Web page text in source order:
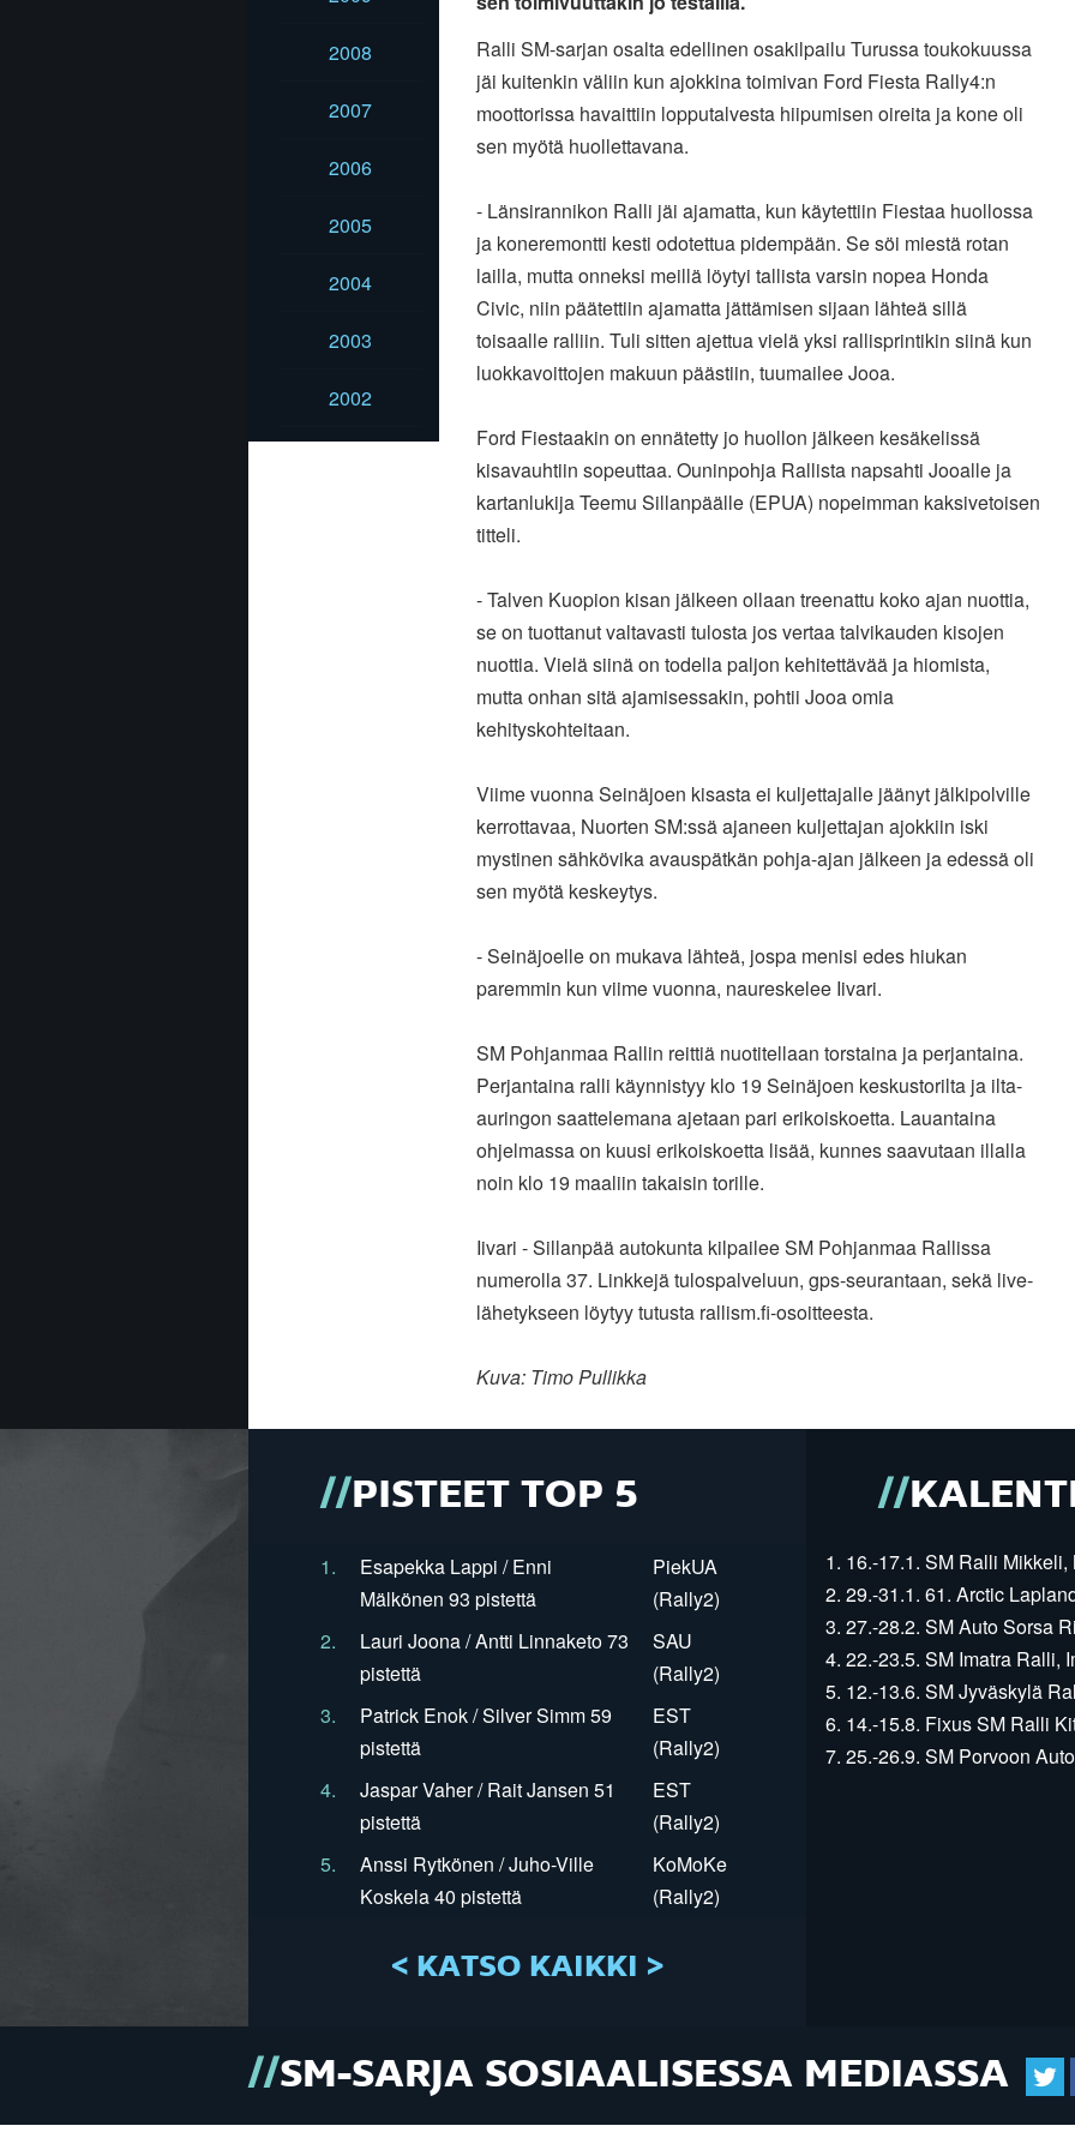
2008
2007
2006
2005
2004
2003
2002
Ralli SM-sarjan osalta edellinen osakilpailu Turussa toukokuussa
jäi kuitenkin väliin kun ajokkina toimivan Ford Fiesta Rally4:n
moottorissa havaittiin lopputalvesta hiipumisen oireita ja kone oli
sen myötä huollettavana.
- Länsirannikon Ralli jäi ajamatta, kun käytettiin Fiestaa huollossa
ja koneremontti kesti odotettua pidempään. Se söi miestä rotan
lailla, mutta onneksi meillä löytyi tallista varsin nopea Honda
Civic, niin päätettiin ajamatta jättämisen sijaan lähteä sillä
toisaalle ralliin. Tuli sitten ajettua vielä yksi rallisprintikin siinä kun
luokkavoittojen makuun päästiin, tuumailee Jooa.
Ford Fiestaakin on ennätetty jo huollon jälkeen kesäkelissä
kisavauhtiin sopeuttaa. Ouninpohja Rallista napsahti Jooalle ja
kartanlukija Teemu Sillanpäälle (EPUA) nopeimman kaksivetoisen
titteli.
- Talven Kuopion kisan jälkeen ollaan treenattu koko ajan nuottia,
se on tuottanut valtavasti tulosta jos vertaa talvikauden kisojen
nuottia. Vielä siinä on todella paljon kehitettävää ja hiomista,
mutta onhan sitä ajamisessakin, pohtii Jooa omia
kehityskohteitaan.
Viime vuonna Seinäjoen kisasta ei kuljettajalle jäänyt jälkipolville
kerrottavaa, Nuorten SM:ssä ajaneen kuljettajan ajokkiin iski
mystinen sähkövika avauspätkän pohja-ajan jälkeen ja edessä oli
sen myötä keskeytys.
- Seinäjoelle on mukava lähteä, jospa menisi edes hiukan
paremmin kun viime vuonna, naureskelee Iivari.
SM Pohjanmaa Rallin reittiä nuotitellaan torstaina ja perjantaina.
Perjantaina ralli käynnistyy klo 19 Seinäjoen keskustorilta ja ilta-
auringon saattelemana ajetaan pari erikoiskoetta. Lauantaina
ohjelmassa on kuusi erikoiskoetta lisää, kunnes saavutaan illalla
noin klo 19 maaliin takaisin torille.
Iivari - Sillanpää autokunta kilpailee SM Pohjanmaa Rallissa
numerolla 37. Linkkejä tulospalveluun, gps-seurantaan, sekä live-
lähetykseen löytyy tutusta rallism.fi-osoitteesta.
Kuva: Timo Pullikka
PISTEET TOP 5
1.
Esapekka Lappi / Enni
Mälkönen 93 pistettä
PiekUA
(Rally2)
2.
Lauri Joona / Antti Linnaketo 73
pistettä
SAU
(Rally2)
3.
Patrick Enok / Silver Simm 59
pistettä
EST
(Rally2)
4.
Jaspar Vaher / Rait Jansen 51
pistettä
EST
(Rally2)
5.
Anssi Rytkönen / Juho-Ville
Koskela 40 pistettä
KoMoKe
(Rally2)
< KATSO KAIKKI >
1. 16.-17.1. SM Ralli Mikkeli,
2. 29.-31.1. 61. Arctic
3. 27.-28.2. SM Auto Sorsa
4. 22.-23.5. SM Imatra Ralli,
5. 12.-13.6. SM Jyväskylä
6. 14.-15.8. Fixus SM Ralli
7. 25.-26.9. SM Porvoon
SM-SARJA SOSIAALISESSA MEDIASSA